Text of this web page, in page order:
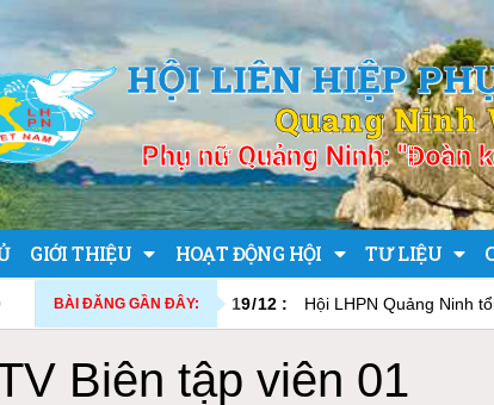
HỘI LIÊN HIỆP
Quang Ninh
Phụ nữ Quảng Ninh:
GIỚI THIỆU HOẠT ĐỘNG HỘI TƯ LIỆU
BÀI ĐĂNG GẦN ĐÂY: 19/12 : Tổng kết công tác Hội
Biên tập viên 01